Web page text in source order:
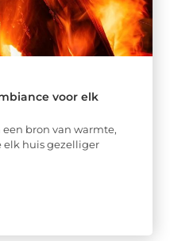
voor elk
bron van warmte,
elk huis gezelliger